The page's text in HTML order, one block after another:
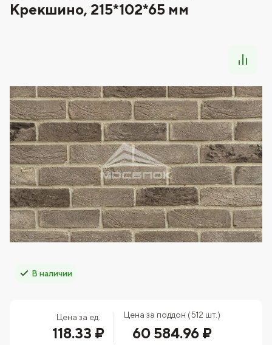
Крекшино, 215*102*65 мм
В наличии
Цена за ед.
118.33 ₽
Цена за поддон (512 шт.)
60 584.96 ₽